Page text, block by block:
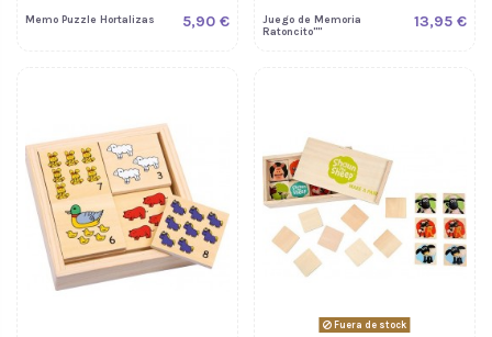
Memo Puzzle Hortalizas 5,90 €
Juego de Memoria
Ratoncito""
13,95 €
Fuera de stock